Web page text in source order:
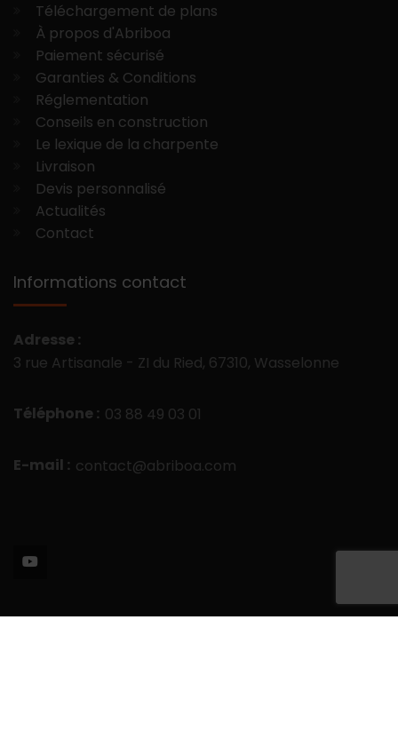
Téléchargement de plans
À propos d'Abriboa
Paiement sécurisé
Garanties & Conditions
Réglementation
Conseils en construction
Le lexique de la charpente
Livraison
Devis personnalisé
Actualités
Contact
Informations contact
Adresse :
3 rue Artisanale - ZI du Ried, 67310, Wasselonne
Téléphone : 03 88 49 03 01
E-mail : contact@abriboa.com